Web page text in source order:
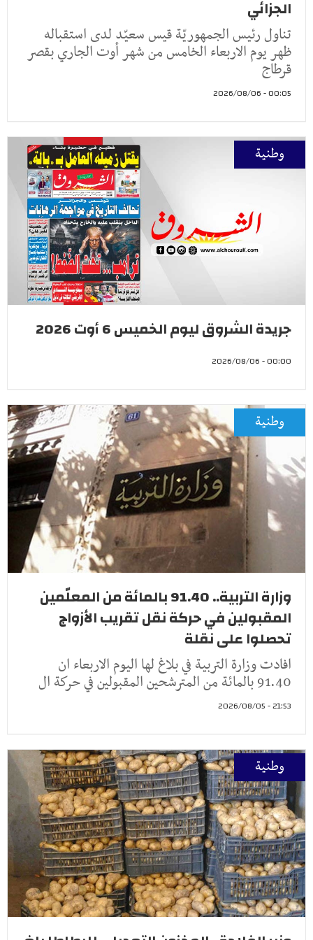
الجزائي
تناول رئيس الجمهوريّة قيس سعيّد لدى استقباله
ظهر يوم الاربعاء الخامس من شهر أوت الجاري بقصر
قرطاج
00:05 - 2026/08/06
وطنية
جريدة الشروق ليوم الخميس 6 أوت 2026
00:00 - 2026/08/06
وطنية
وزارة التربية.. 91.40 بالمائة من المعلّمين
المقبولين في حركة نقل تقريب الأزواج
تحصلوا على نقلة
افادت وزارة التربية في بلاغ لها اليوم الاربعاء ان
91.40 بالمائة من المترشحين المقبولين في حركة ال
21:53 - 2026/08/05
وطنية